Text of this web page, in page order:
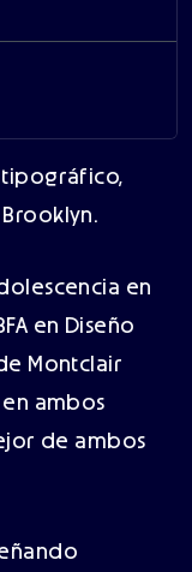
tipográfico,
en
en Diseño
Montclair
en ambos
de ambos